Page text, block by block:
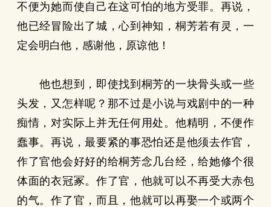
不便为她而使自己在这可怕的地方受罪。再说，
他已经冒险出了城，心到神知，桐芳若有灵，一
定会明白他，感谢他，原谅他！
他也想到，即使找到桐芳的一块骨头或一些
头发，又怎样呢？那不过是小说与戏剧中的一种
痴情，对实际上并无任何用处。他精明，不便作
蠢事。再说，最要紧的事恐怕还是他须去作官，
作了官他会好好的给桐芳念几台经，给她修个很
体面的衣冠冢。作了官，他就可以不再受大赤包
的气。作了官，而且，他就可以再娶一个或两个